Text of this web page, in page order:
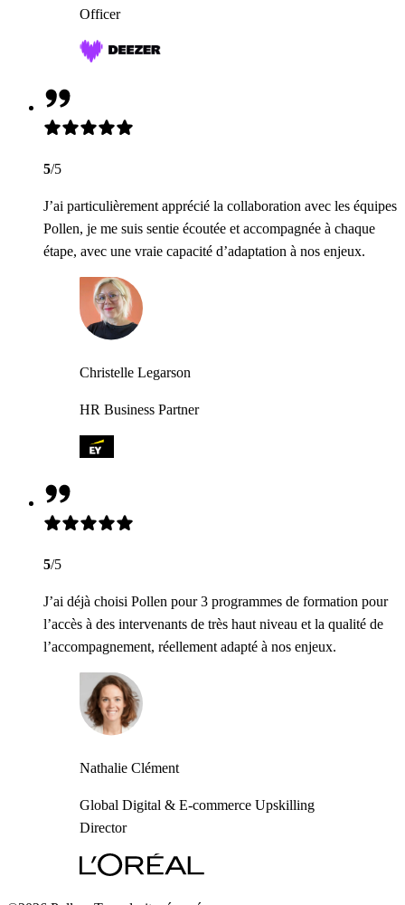
Officer
5/5
J’ai particulièrement apprécié la collaboration avec les équipes
Pollen, je me suis sentie écoutée et accompagnée à chaque
étape, avec une vraie capacité d’adaptation à nos enjeux.
Christelle Legarson
HR Business Partner
5/5
J’ai déjà choisi Pollen pour 3 programmes de formation pour
l’accès à des intervenants de très haut niveau et la qualité de
l’accompagnement, réellement adapté à nos enjeux.
Nathalie Clément
Global Digital & E-commerce Upskilling
Director